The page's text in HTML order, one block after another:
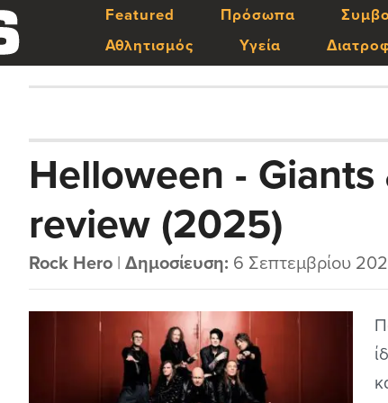
Featured Πρόσωπα
Αθλητισμός
Υγεία
Helloween -
review (2025)
Rock Hero |Δημοσίευση: 6 Σεπτεμβρίου